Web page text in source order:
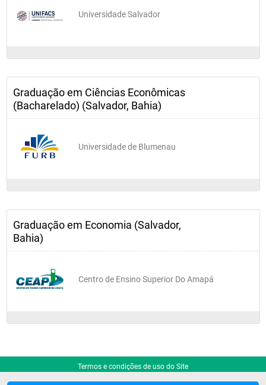
Universidade Salvador
Graduação em Ciências Econômicas
(Bacharelado) (Salvador, Bahia)
Universidade de Blumenau
Graduação em Economia (Salvador,
Bahia)
Centro de Ensino Superior Do Amapá
Termos e condições de uso do Site